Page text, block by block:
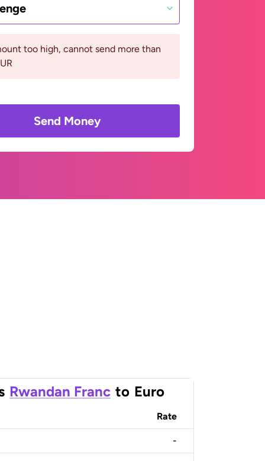
too high, cannot send more than
Send Money
Rwandan Franc to Euro
Rate
-